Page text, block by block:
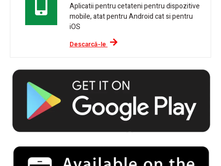
Aplicatii pentru cetateni pentru dispozitive
mobile, atat pentru Android cat si pentru
iOS
Descarcă-le